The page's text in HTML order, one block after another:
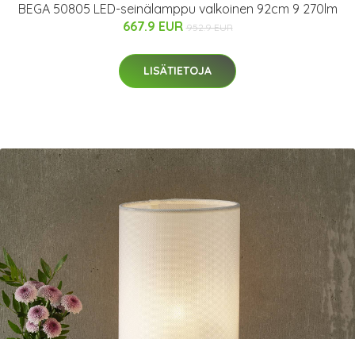
BEGA 50805 LED-seinälamppu valkoinen 92cm 9 270lm
667.9 EUR 952.9 EUR
LISÄTIETOJA